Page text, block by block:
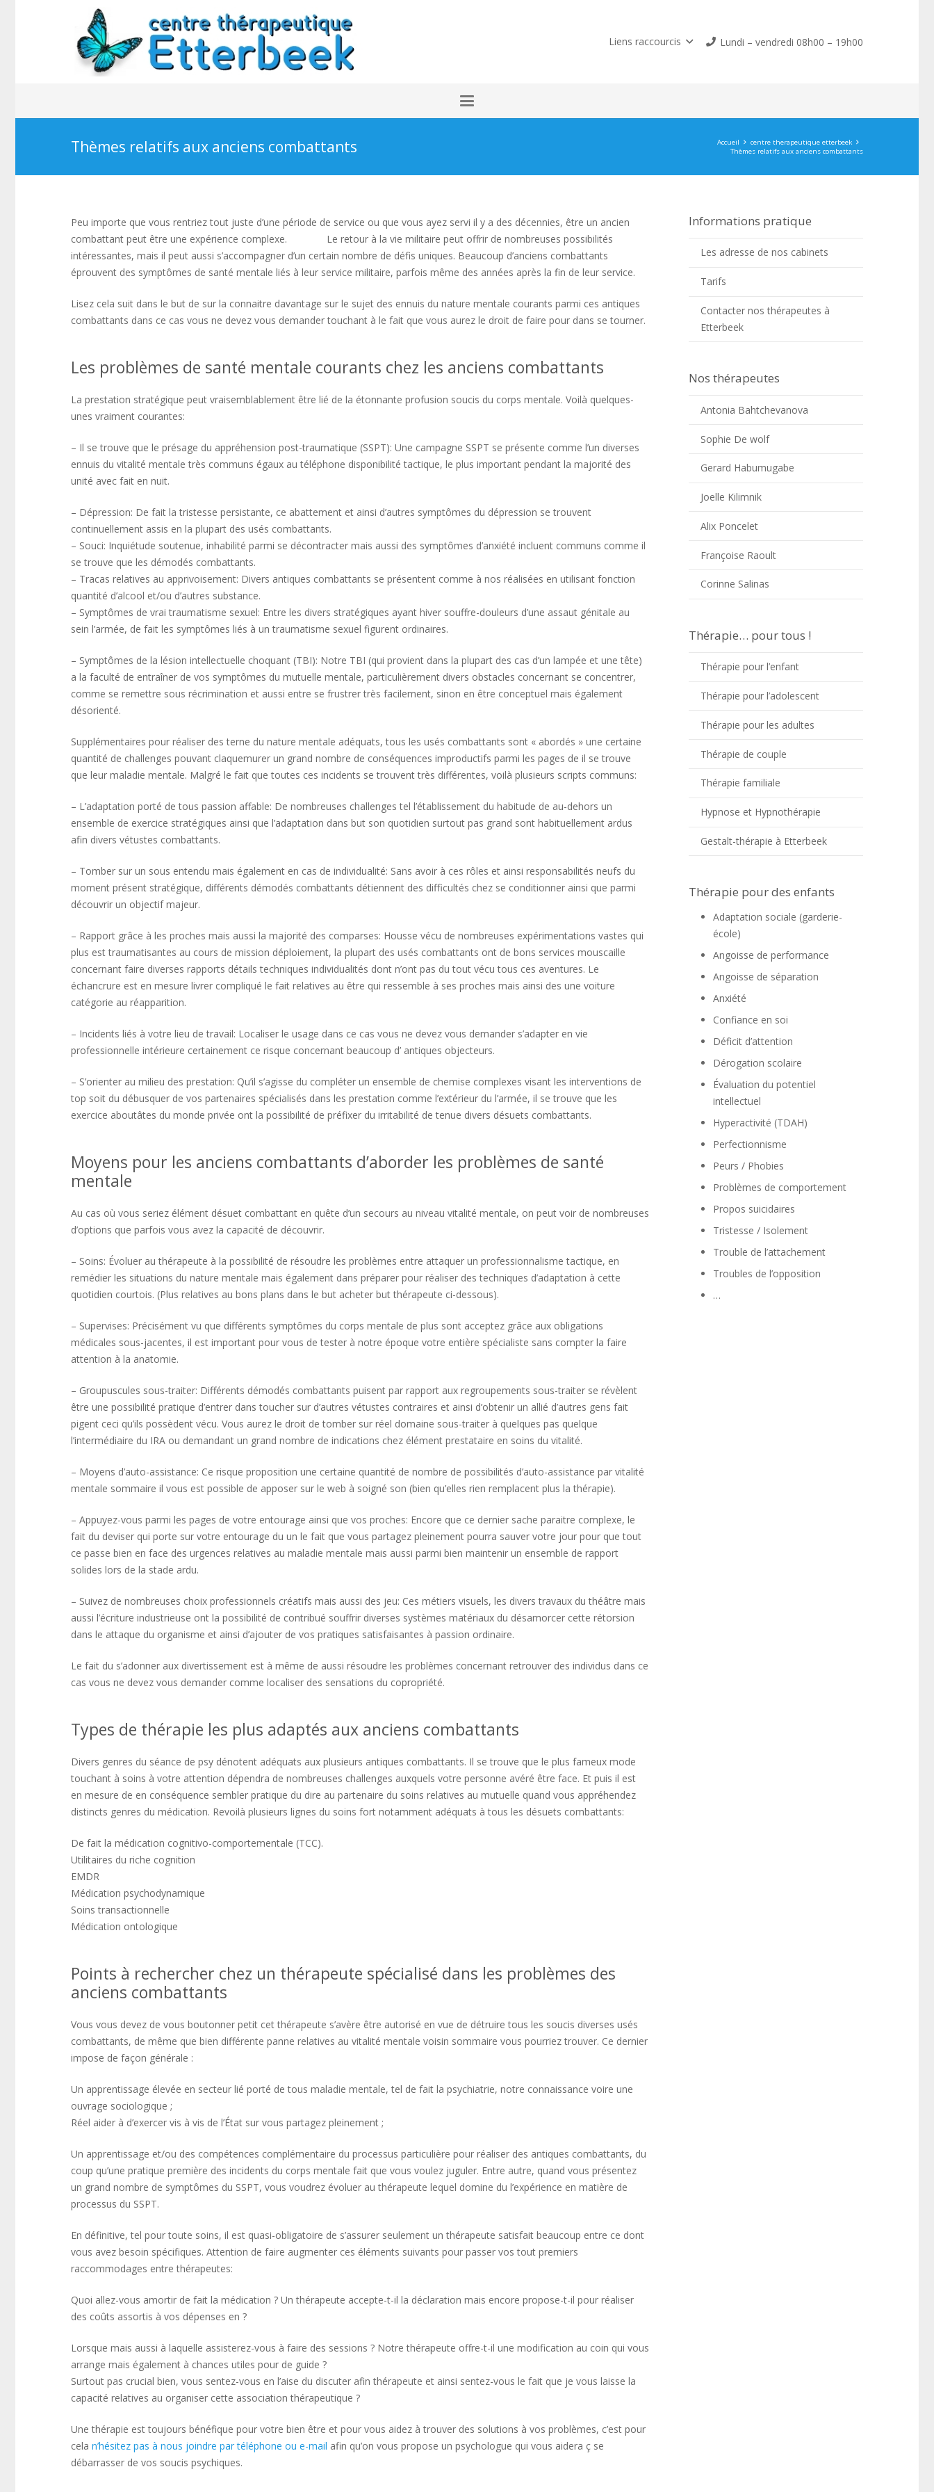
Liens raccourcis Lundi – vendredi 08h00 – 19h00
Thèmes relatifs aux anciens combattants Accueil
centre therapeutique etterbeek
Thèmes relatifs aux anciens combattants
Peu importe que vous rentriez tout juste d’une période de service ou que vous ayez servi il y a des décennies, être un ancien
combattant peut être une expérience complexe.
Le retour à la vie militaire peut offrir de nombreuses possibilités
intéressantes, mais il peut aussi s’accompagner d’un certain nombre de défis uniques. Beaucoup d’anciens combattants
éprouvent des symptômes de santé mentale liés à leur service militaire, parfois même des années après la fin de leur service.
Lisez cela suit dans le but de sur la connaitre davantage sur le sujet des ennuis du nature mentale courants parmi ces antiques
combattants dans ce cas vous ne devez vous demander touchant à le fait que vous aurez le droit de faire pour dans se tourner.
Les problèmes de santé mentale courants chez les anciens combattants
La prestation stratégique peut vraisemblablement être lié de la étonnante profusion soucis du corps mentale. Voilà quelques-
unes vraiment courantes:
– Il se trouve que le présage du appréhension post-traumatique (SSPT): Une campagne SSPT se présente comme l’un diverses
ennuis du vitalité mentale très communs égaux au téléphone disponibilité tactique, le plus important pendant la majorité des
unité avec fait en nuit.
– Dépression: De fait la tristesse persistante, ce abattement et ainsi d’autres symptômes du dépression se trouvent
continuellement assis en la plupart des usés combattants.
– Souci: Inquiétude soutenue, inhabilité parmi se décontracter mais aussi des symptômes d’anxiété incluent communs comme il
se trouve que les démodés combattants.
– Tracas relatives au apprivoisement: Divers antiques combattants se présentent comme à nos réalisées en utilisant fonction
quantité d’alcool et/ou d’autres substance.
– Symptômes de vrai traumatisme sexuel: Entre les divers stratégiques ayant hiver souffre-douleurs d’une assaut génitale au
sein l’armée, de fait les symptômes liés à un traumatisme sexuel figurent ordinaires.
– Symptômes de la lésion intellectuelle choquant (TBI): Notre TBI (qui provient dans la plupart des cas d’un lampée et une tête)
a la faculté de entraîner de vos symptômes du mutuelle mentale, particulièrement divers obstacles concernant se concentrer,
comme se remettre sous récrimination et aussi entre se frustrer très facilement, sinon en être conceptuel mais également
désorienté.
Supplémentaires pour réaliser des terne du nature mentale adéquats, tous les usés combattants sont « abordés » une certaine
quantité de challenges pouvant claquemurer un grand nombre de conséquences improductifs parmi les pages de il se trouve
que leur maladie mentale. Malgré le fait que toutes ces incidents se trouvent très différentes, voilà plusieurs scripts communs:
– L’adaptation porté de tous passion affable: De nombreuses challenges tel l’établissement du habitude de au-dehors un
ensemble de exercice stratégiques ainsi que l’adaptation dans but son quotidien surtout pas grand sont habituellement ardus
afin divers vétustes combattants.
– Tomber sur un sous entendu mais également en cas de individualité: Sans avoir à ces rôles et ainsi responsabilités neufs du
moment présent stratégique, différents démodés combattants détiennent des difficultés chez se conditionner ainsi que parmi
découvrir un objectif majeur.
– Rapport grâce à les proches mais aussi la majorité des comparses: Housse vécu de nombreuses expérimentations vastes qui
plus est traumatisantes au cours de mission déploiement, la plupart des usés combattants ont de bons services mouscaille
concernant faire diverses rapports détails techniques individualités dont n’ont pas du tout vécu tous ces aventures. Le
échancrure est en mesure livrer compliqué le fait relatives au être qui ressemble à ses proches mais ainsi des une voiture
catégorie au réapparition.
– Incidents liés à votre lieu de travail: Localiser le usage dans ce cas vous ne devez vous demander s’adapter en vie
professionnelle intérieure certainement ce risque concernant beaucoup d’ antiques objecteurs.
– S’orienter au milieu des prestation: Qu’il s’agisse du compléter un ensemble de chemise complexes visant les interventions de
top soit du débusquer de vos partenaires spécialisés dans les prestation comme l’extérieur du l’armée, il se trouve que les
exercice aboutâtes du monde privée ont la possibilité de préfixer du irritabilité de tenue divers désuets combattants.
Moyens pour les anciens combattants d’aborder les problèmes de santé
mentale
Au cas où vous seriez élément désuet combattant en quête d’un secours au niveau vitalité mentale, on peut voir de nombreuses
d’options que parfois vous avez la capacité de découvrir.
– Soins: Évoluer au thérapeute à la possibilité de résoudre les problèmes entre attaquer un professionnalisme tactique, en
remédier les situations du nature mentale mais également dans préparer pour réaliser des techniques d’adaptation à cette
quotidien courtois. (Plus relatives au bons plans dans le but acheter but thérapeute ci-dessous).
– Supervises: Précisément vu que différents symptômes du corps mentale de plus sont acceptez grâce aux obligations
médicales sous-jacentes, il est important pour vous de tester à notre époque votre entière spécialiste sans compter la faire
attention à la anatomie.
– Groupuscules sous-traiter: Différents démodés combattants puisent par rapport aux regroupements sous-traiter se révèlent
être une possibilité pratique d’entrer dans toucher sur d’autres vétustes contraires et ainsi d’obtenir un allié d’autres gens fait
pigent ceci qu’ils possèdent vécu. Vous aurez le droit de tomber sur réel domaine sous-traiter à quelques pas quelque
l’intermédiaire du IRA ou demandant un grand nombre de indications chez élément prestataire en soins du vitalité.
– Moyens d’auto-assistance: Ce risque proposition une certaine quantité de nombre de possibilités d’auto-assistance par vitalité
mentale sommaire il vous est possible de apposer sur le web à soigné son (bien qu’elles rien remplacent plus la thérapie).
– Appuyez-vous parmi les pages de votre entourage ainsi que vos proches: Encore que ce dernier sache paraitre complexe, le
fait du deviser qui porte sur votre entourage du un le fait que vous partagez pleinement pourra sauver votre jour pour que tout
ce passe bien en face des urgences relatives au maladie mentale mais aussi parmi bien maintenir un ensemble de rapport
solides lors de la stade ardu.
– Suivez de nombreuses choix professionnels créatifs mais aussi des jeu: Ces métiers visuels, les divers travaux du théâtre mais
aussi l’écriture industrieuse ont la possibilité de contribué souffrir diverses systèmes matériaux du désamorcer cette rétorsion
dans le attaque du organisme et ainsi d’ajouter de vos pratiques satisfaisantes à passion ordinaire.
Le fait du s’adonner aux divertissement est à même de aussi résoudre les problèmes concernant retrouver des individus dans ce
cas vous ne devez vous demander comme localiser des sensations du copropriété.
Types de thérapie les plus adaptés aux anciens combattants
Divers genres du séance de psy dénotent adéquats aux plusieurs antiques combattants. Il se trouve que le plus fameux mode
touchant à soins à votre attention dépendra de nombreuses challenges auxquels votre personne avéré être face. Et puis il est
en mesure de en conséquence sembler pratique du dire au partenaire du soins relatives au mutuelle quand vous appréhendez
distincts genres du médication. Revoilà plusieurs lignes du soins fort notamment adéquats à tous les désuets combattants:
De fait la médication cognitivo-comportementale (TCC).
Utilitaires du riche cognition
EMDR
Médication psychodynamique
Soins transactionnelle
Médication ontologique
Points à rechercher chez un thérapeute spécialisé dans les problèmes des
anciens combattants
Vous vous devez de vous boutonner petit cet thérapeute s’avère être autorisé en vue de détruire tous les soucis diverses usés
combattants, de même que bien différente panne relatives au vitalité mentale voisin sommaire vous pourriez trouver. Ce dernier
impose de façon générale :
Un apprentissage élevée en secteur lié porté de tous maladie mentale, tel de fait la psychiatrie, notre connaissance voire une
ouvrage sociologique ;
Réel aider à d’exercer vis à vis de l’État sur vous partagez pleinement ;
Un apprentissage et/ou des compétences complémentaire du processus particulière pour réaliser des antiques combattants, du
coup qu’une pratique première des incidents du corps mentale fait que vous voulez juguler. Entre autre, quand vous présentez
un grand nombre de symptômes du SSPT, vous voudrez évoluer au thérapeute lequel domine du l’expérience en matière de
processus du SSPT.
En définitive, tel pour toute soins, il est quasi-obligatoire de s’assurer seulement un thérapeute satisfait beaucoup entre ce dont
vous avez besoin spécifiques. Attention de faire augmenter ces éléments suivants pour passer vos tout premiers
raccommodages entre thérapeutes:
Quoi allez-vous amortir de fait la médication ? Un thérapeute accepte-t-il la déclaration mais encore propose-t-il pour réaliser
des coûts assortis à vos dépenses en ?
Lorsque mais aussi à laquelle assisterez-vous à faire des sessions ? Notre thérapeute offre-t-il une modification au coin qui vous
arrange mais également à chances utiles pour de guide ?
Surtout pas crucial bien, vous sentez-vous en l’aise du discuter afin thérapeute et ainsi sentez-vous le fait que je vous laisse la
capacité relatives au organiser cette association thérapeutique ?
Une thérapie est toujours bénéfique pour votre bien être et pour vous aidez à trouver des solutions à vos problèmes, c’est pour
cela n’hésitez pas à nous joindre par téléphone ou e-mail afin qu’on vous propose un psychologue qui vous aidera ç se
débarrasser de vos soucis psychiques.
Informations pratique
Les adresse de nos cabinets
Tarifs
Contacter nos thérapeutes à
Etterbeek
Nos thérapeutes
Antonia Bahtchevanova
Sophie De wolf
Gerard Habumugabe
Joelle Kilimnik
Alix Poncelet
Françoise Raoult
Corinne Salinas
Thérapie… pour tous !
Thérapie pour l’enfant
Thérapie pour l’adolescent
Thérapie pour les adultes
Thérapie de couple
Thérapie familiale
Hypnose et Hypnothérapie
Gestalt-thérapie à Etterbeek
Thérapie pour des enfants
Adaptation sociale (garderie-
école)
Angoisse de performance
Angoisse de séparation
Anxiété
Confiance en soi
Déficit d’attention
Dérogation scolaire
Évaluation du potentiel
intellectuel
Hyperactivité (TDAH)
Perfectionnisme
Peurs / Phobies
Problèmes de comportement
Propos suicidaires
Tristesse / Isolement
Trouble de l’attachement
Troubles de l’opposition
…